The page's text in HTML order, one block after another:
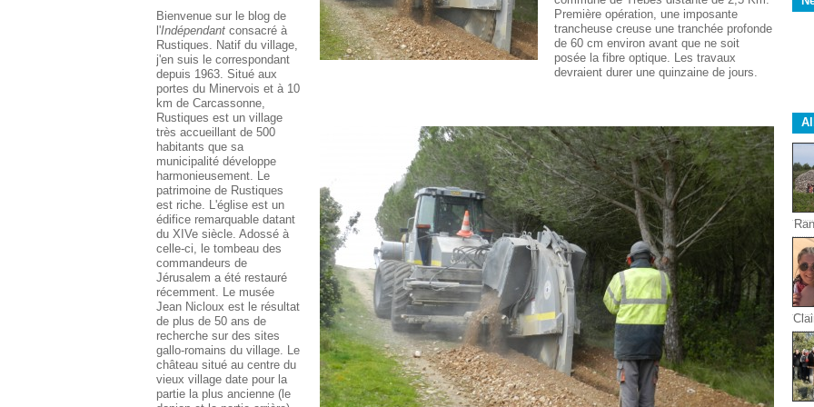
Bienvenue sur le blog de
l'Indépendant consacré à
Rustiques. Natif du village,
j'en suis le correspondant
depuis 1963. Situé aux
portes du Minervois et à 10
km de Carcassonne,
Rustiques est un village
très accueillant de 500
habitants que sa
municipalité développe
harmonieusement. Le
patrimoine de Rustiques
est riche. L'église est un
édifice remarquable datant
du XIVe siècle. Adossé à
celle-ci, le tombeau des
commandeurs de
Jérusalem a été restauré
récemment. Le musée
Jean Nicloux est le résultat
de plus de 50 ans de
recherche sur des sites
gallo-romains du village. Le
château situé au centre du
vieux village date pour la
partie la plus ancienne (le
Première opération, une imposante
trancheuse creuse une tranchée profonde
de 60 cm environ avant que ne soit
posée la fibre optique. Les travaux
devraient durer une quinzaine de jours.